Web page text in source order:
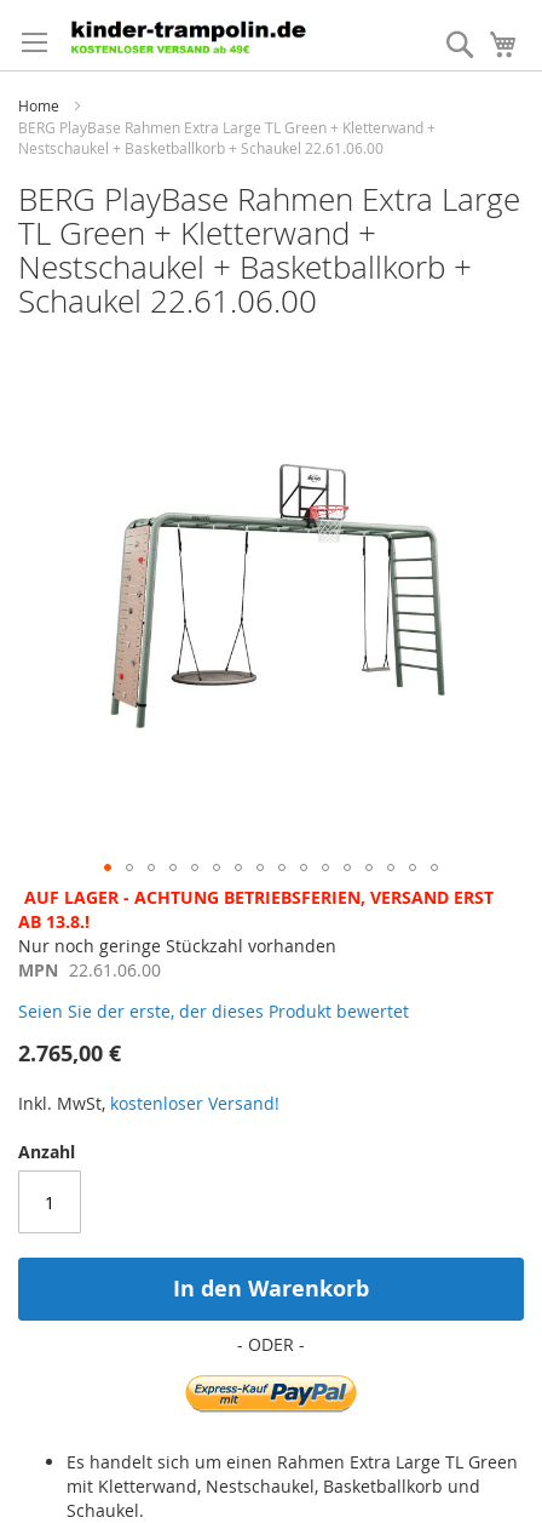
zum
Inhalt
Suche
Home
BERG PlayBase Rahmen Extra Large TL Green + Kletterwand +
Nestschaukel + Basketballkorb + Schaukel 22.61.06.00
BERG PlayBase Rahmen Extra Large
TL Green + Kletterwand +
Nestschaukel + Basketballkorb +
Schaukel 22.61.06.00
Zum
Anfang
der
Bildergalerie
AUF LAGER - ACHTUNG BETRIEBSFERIEN, VERSAND ERST
AB 13.8.!
Nur noch geringe Stückzahl vorhanden
MPN 22.61.06.00
Seien Sie der erste, der dieses Produkt bewertet
2.765,00 €
Inkl. MwSt, kostenloser Versand!
Anzahl
In den Warenkorb
Es handelt sich um einen Rahmen Extra Large TL Green
mit Kletterwand, Nestschaukel, Basketballkorb und
Schaukel.